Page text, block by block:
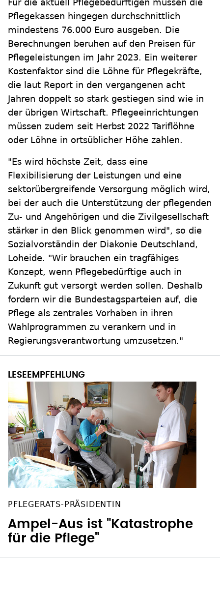
Für die aktuell Pflegebedürftigen müssen die
Pflegekassen hingegen durchschnittlich
mindestens 76.000 Euro ausgeben. Die
Berechnungen beruhen auf den Preisen für
Pflegeleistungen im Jahr 2023. Ein weiterer
Kostenfaktor sind die Löhne für Pflegekräfte,
die laut Report in den vergangenen acht
Jahren doppelt so stark gestiegen sind wie in
der übrigen Wirtschaft. Pflegeeinrichtungen
müssen zudem seit Herbst 2022 Tariflöhne
oder Löhne in ortsüblicher Höhe zahlen.
"Es wird höchste Zeit, dass eine
Flexibilisierung der Leistungen und eine
sektorübergreifende Versorgung möglich wird,
bei der auch die Unterstützung der pflegenden
Zu- und Angehörigen und die Zivilgesellschaft
stärker in den Blick genommen wird", so die
Sozialvorständin der Diakonie Deutschland,
Loheide. "Wir brauchen ein tragfähiges
Konzept, wenn Pflegebedürftige auch in
Zukunft gut versorgt werden sollen. Deshalb
fordern wir die Bundestagsparteien auf, die
Pflege als zentrales Vorhaben in ihren
Wahlprogrammen zu verankern und in
Regierungsverantwortung umzusetzen."
PFLEGERATS-PRÄSIDENTIN
Ampel-Aus ist "Katastrophe
für die Pflege"